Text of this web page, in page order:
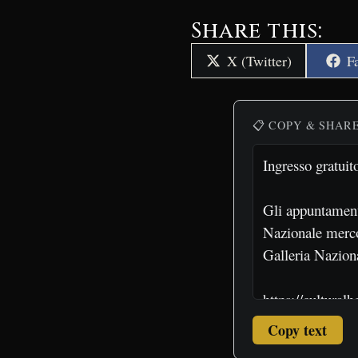
Share this:
Share
on
X (Twitter)
📋 COPY &
Copy text